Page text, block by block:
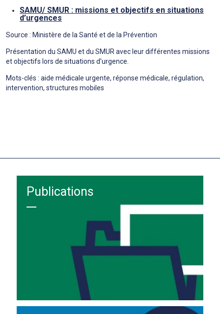
SAMU/ SMUR : missions et objectifs en situations
d’urgences
Source : Ministère de la Santé et de la Prévention
Présentation du SAMU et du SMUR avec leur différentes missions
et objectifs lors de situations d'urgence.
Mots-clés : aide médicale urgente, réponse médicale, régulation,
intervention, structures mobiles
Publications